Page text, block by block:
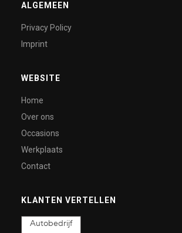
ALGEMEEN
Privacy Policy
Imprint
WEBSITE
Home
Over ons
Occasions
Werkplaats
Contact
KLANTEN VERTELLEN
Autobedrijf